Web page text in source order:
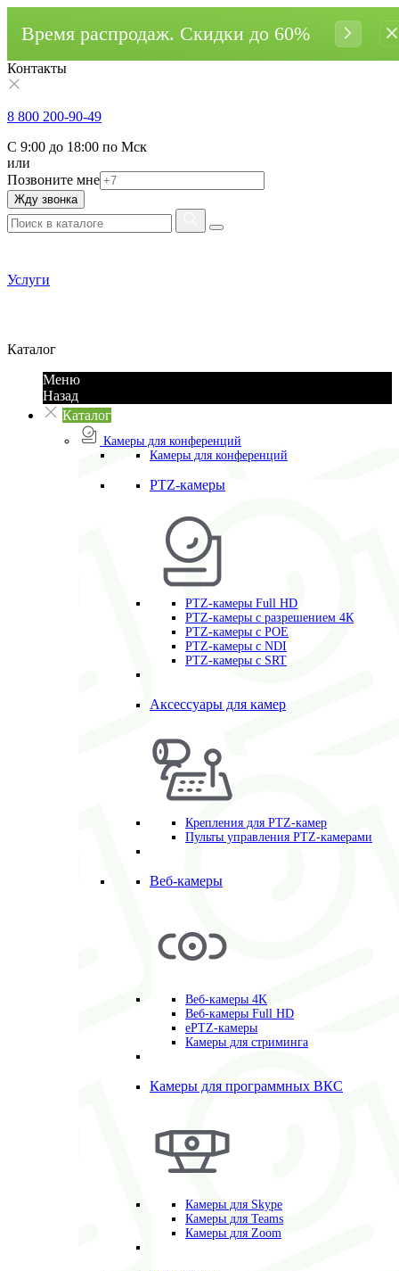
Время распродаж. Cкидки до 60%
Контакты
8 800 200-90-49
С 9:00 до 18:00 по Мск
или
Позвоните мне
Жду звонка
Услуги
Каталог
Меню
Назад
Каталог
Камеры для конференций
Камеры для конференций
PTZ-камеры
PTZ-камеры Full HD
PTZ-камеры с разрешением 4К
PTZ-камеры с POE
PTZ-камеры c NDI
PTZ-камеры с SRT
Аксессуары для камер
Крепления для PTZ-камер
Пульты управления PTZ-камерами
Веб-камеры
Веб-камеры 4K
Веб-камеры Full HD
ePTZ-камеры
Камеры для стриминга
Камеры для программных ВКС
Камеры для Skype
Камеры для Teams
Камеры для Zoom